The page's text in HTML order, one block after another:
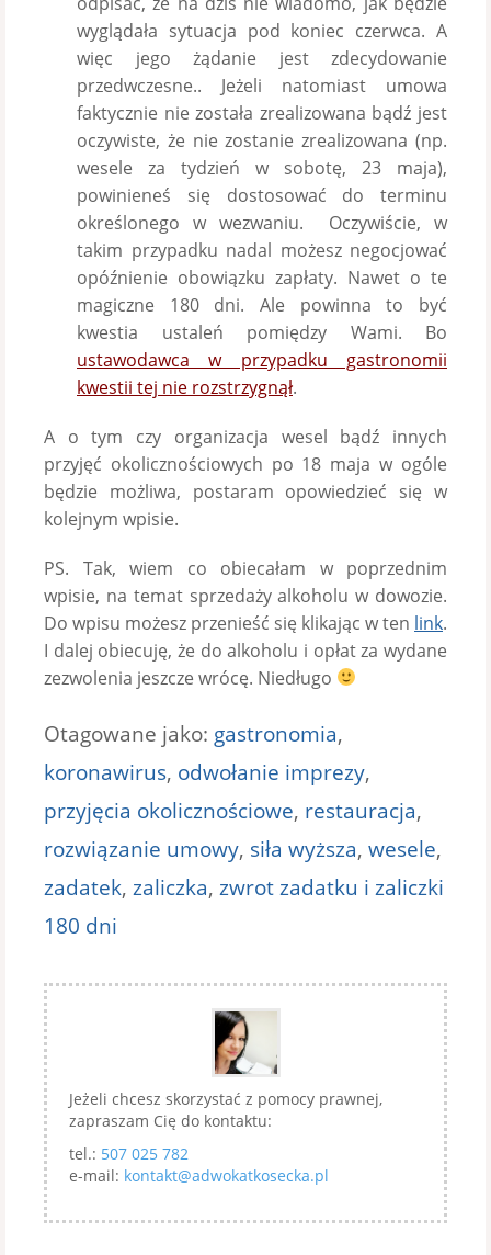
wyglądała sytuacja pod koniec czerwca. A
więc jego żądanie jest zdecydowanie
przedwczesne.. Jeżeli natomiast umowa
faktycznie nie została zrealizowana bądź jest
oczywiste, że nie zostanie zrealizowana (np.
wesele za tydzień w sobotę, 23 maja),
powinieneś się dostosować do terminu
określonego w wezwaniu. Oczywiście, w
takim przypadku nadal możesz negocjować
opóźnienie obowiązku zapłaty. Nawet o te
magiczne 180 dni. Ale powinna to być
kwestia ustaleń pomiędzy Wami. Bo
ustawodawca w przypadku gastronomii
kwestii tej nie rozstrzygnął.
A o tym czy organizacja wesel bądź innych
przyjęć okolicznościowych po 18 maja w ogóle
będzie możliwa, postaram opowiedzieć się w
kolejnym wpisie.
PS. Tak, wiem co obiecałam w poprzednim
wpisie, na temat sprzedaży alkoholu w dowozie.
Do wpisu możesz przenieść się klikając w ten link.
I dalej obiecuję, że do alkoholu i opłat za wydane
zezwolenia jeszcze wrócę. Niedługo
Otagowane jako: gastronomia,
koronawirus, odwołanie imprezy,
przyjęcia okolicznościowe, restauracja,
rozwiązanie umowy, siła wyższa, wesele,
zadatek, zaliczka, zwrot zadatku i zaliczki
180 dni
Jeżeli chcesz skorzystać z pomocy prawnej,
zapraszam Cię do kontaktu:
tel.: 507 025 782
e-mail: kontakt@adwokatkosecka.pl